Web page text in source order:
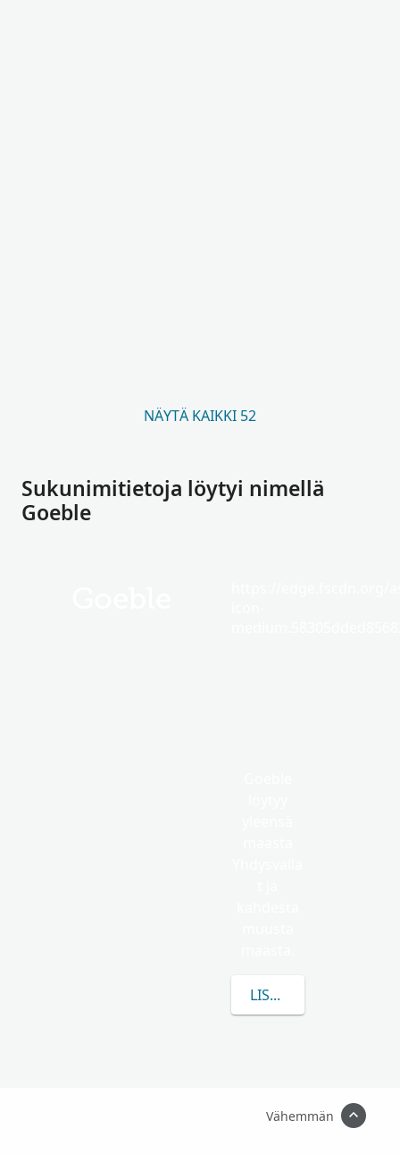
NÄYTÄ KAIKKI 52
Sukunimitietoja löytyi nimellä
Goeble
LISÄÄ TIETOA
Vähemmän